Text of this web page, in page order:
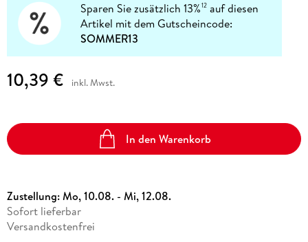
Sparen Sie zusätzlich 13%12 auf diesen
Artikel mit dem Gutscheincode:
SOMMER13
10,39 € inkl. Mwst.
In den Warenkorb
Zustellung:Mo, 10.08. - Mi, 12.08.
Sofort lieferbar
Versandkostenfrei